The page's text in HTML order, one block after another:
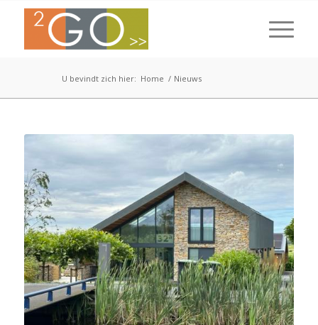
U bevindt zich hier: Home / Nieuws